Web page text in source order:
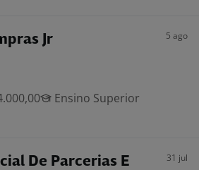
Jr 5 ago
Ensino Superior
De Parcerias E
31 jul